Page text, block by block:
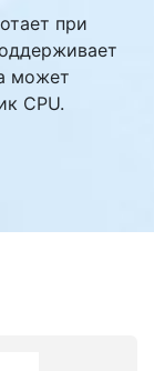
при
может
CPU.